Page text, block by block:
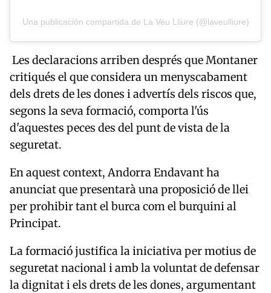
Una publicación compartida de La Veu Lliure (@laveulliure)
Les declaracions arriben després que Montaner
critiqués el que considera un menyscabament
dels drets de les dones i advertís dels riscos que,
segons la seva formació, comporta l'ús
d'aquestes peces des del punt de vista de la
seguretat.
En aquest context, Andorra Endavant ha
anunciat que presentarà una proposició de llei
per prohibir tant el burca com el burquini al
Principat.
La formació justifica la iniciativa per motius de
seguretat nacional i amb la voluntat de defensar
la dignitat i els drets de les dones, argumentant